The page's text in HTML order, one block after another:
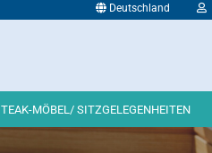
Deutschland
E-Mail
TEAK-MÖBEL/ SITZGELEGENHEITEN